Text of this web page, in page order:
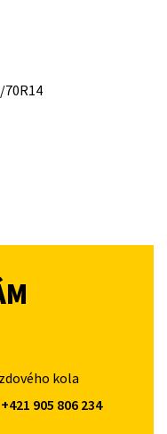
70R14
kola
+421 905 806 234